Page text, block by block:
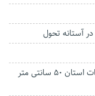
آستانه تحول
ثبت ۸۹ میلی متر بارندگی در گلستان/ در ارتفاعات استان ۵۰ سانتی متر